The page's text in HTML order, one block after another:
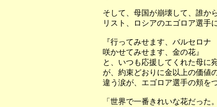
そして、母国が崩壊して、誰か
リスト、ロシアのエゴロア選手
『行ってみせます、バルセロナ
咲かせてみせます、金の花』
と、いつも応援してくれた母に
が、約束どおりに金以上の価値
違う涙が、エゴロア選手の頬を
「世界で一番きれいな花だっ